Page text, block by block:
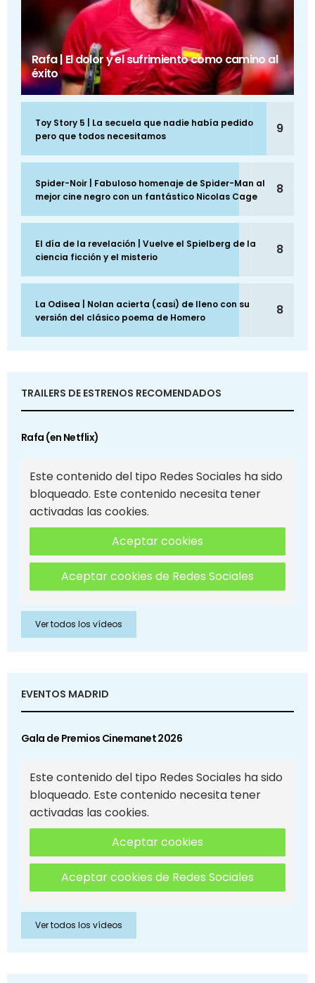
Rafa | El dolor y el sufrimiento como camino al
éxito
Toy Story 5 | La secuela que nadie había pedido
pero que todos necesitamos
9
Spider-Noir | Fabuloso homenaje de Spider-Man al
mejor cine negro con un fantástico Nicolas Cage
8
El día de la revelación | Vuelve el Spielberg de la
ciencia ficción y el misterio
8
La Odisea | Nolan acierta (casi) de lleno con su
versión del clásico poema de Homero
8
TRAILERS DE ESTRENOS RECOMENDADOS
Rafa (en Netflix)
Este contenido del tipo Redes Sociales ha sido
bloqueado. Este contenido necesita tener
activadas las cookies.
Aceptar cookies
Aceptar cookies de Redes Sociales
Ver todos los vídeos
EVENTOS MADRID
Gala de Premios Cinemanet 2026
Este contenido del tipo Redes Sociales ha sido
bloqueado. Este contenido necesita tener
activadas las cookies.
Aceptar cookies
Aceptar cookies de Redes Sociales
Ver todos los vídeos